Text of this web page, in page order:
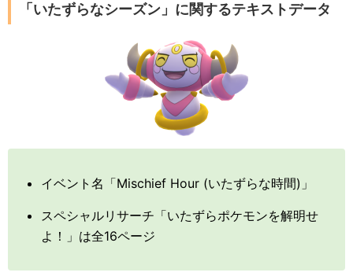
「いたずらなシーズン」に関するテキストデータ
イベント名「Mischief Hour (いたずらな時間)」
スペシャルリサーチ「いたずらポケモンを解明せ
よ！」は全16ページ